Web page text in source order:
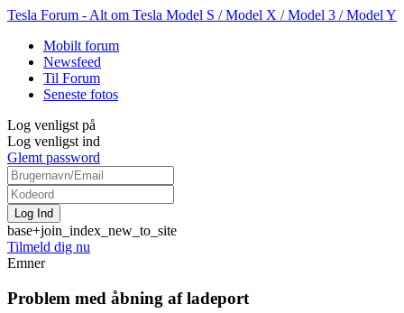
Tesla Forum - Alt om Tesla Model S / Model X / Model 3 / Model Y
Mobilt forum
Newsfeed
Til Forum
Seneste fotos
Log venligst på
Log venligst ind
Glemt password
base+join_index_new_to_site
Tilmeld dig nu
Emner
Problem med åbning af ladeport